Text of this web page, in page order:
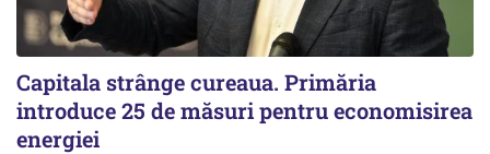
Capitala strânge cureaua. Primăria
introduce 25 de măsuri pentru economisirea
energiei